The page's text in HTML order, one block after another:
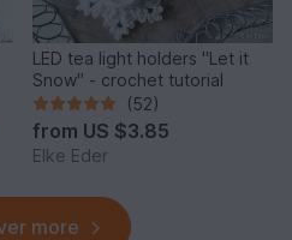
LED tea light holders "Let it
Snow" - crochet tutorial
(52)
from US $3.85
Elke Eder
more